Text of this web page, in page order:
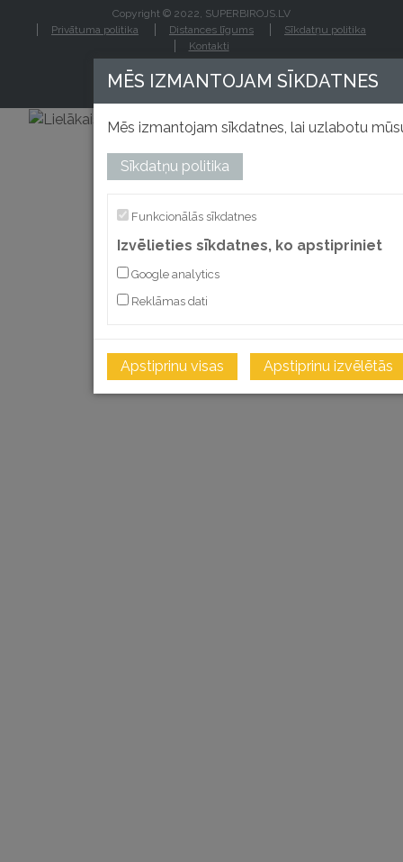
Copyright © 2022, SUPERBIROJS.LV
Privātuma politika
Distances līgums
Sīkdatņu politika
Kontakti
MĒS IZMANTOJAM SĪKDATNES
Mēs izmantojam sīkdatnes, lai uzlabotu
Sīkdatņu politika
Funkcionālās sīkdatnes
Izvēlieties sīkdatnes, ko apstipriniet
Google analytics
Reklāmas dati
Apstiprinu visas Apstiprinu izvēlētās